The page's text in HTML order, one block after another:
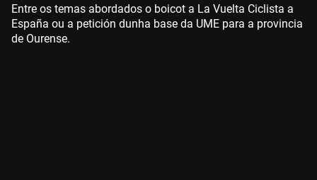
Entre os temas abordados o boicot a La Vuelta Ciclista a
España ou a petición dunha base da UME para a provincia
de Ourense.